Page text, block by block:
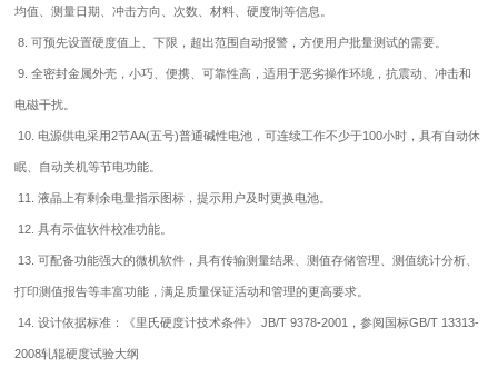
均值、测量日期、冲击方向、次数、材料、硬度制等信息。
8. 可预先设置硬度值上、下限，超出范围自动报警，方便用户批量测试的需要。
9. 全密封金属外壳，小巧、便携、可靠性高，适用于恶劣操作环境，抗震动、冲击和
电磁干扰。
10. 电源供电采用2节AA(五号)普通碱性电池，可连续工作不少于100小时，具有自动休
眠、自动关机等节电功能。
11. 液晶上有剩余电量指示图标，提示用户及时更换电池。
12. 具有示值软件校准功能。
13. 可配备功能强大的微机软件，具有传输测量结果、测值存储管理、测值统计分析、
打印测值报告等丰富功能，满足质量保证活动和管理的更高要求。
14. 设计依据标准：《里氏硬度计技术条件》 JB/T 9378-2001，参阅国标GB/T 13313-
2008轧辊硬度试验大纲